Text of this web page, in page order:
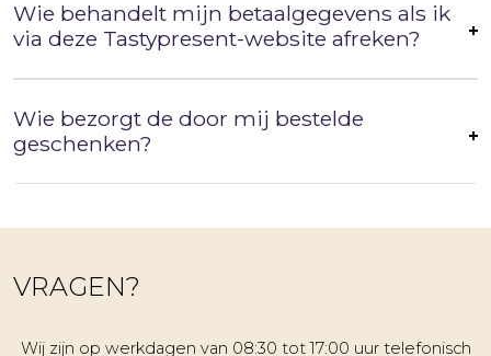
Wie behandelt mijn betaalgegevens als ik
via deze Tastypresent-website afreken?
Wie bezorgt de door mij bestelde
geschenken?
VRAGEN?
Wij zijn op werkdagen van 08:30 tot 17:00 uur telefonisch